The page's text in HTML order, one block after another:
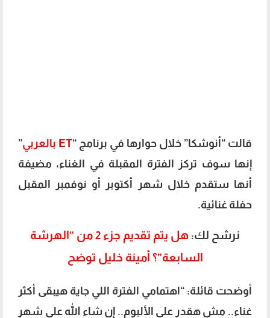
قالت “أنوشكا” خلال حوارها في برنامج “ET بالعربي
”
إنها سوف تركز الفترة المقبلة في الغناء، مضيفة
أنها ستقدم خلال شهر أكتوبر أو نوفمبر المقبل
حفلة غنائية.
نرشح لك:
هل يتم تقديم جزء 2 من “الهرشة
السابعة”؟ أمينة خليل توضح
أوضحت قائلة: “اهتمامي الفترة اللي جاية هيبقى أكثر
غناء.. مش هقدر على الألبوم.. إن شاء الله على شهر